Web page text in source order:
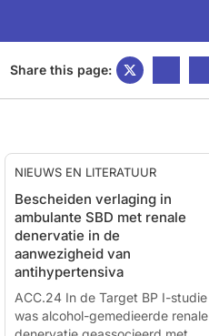
Share this page:
NIEUWS EN LITERATUUR
Bescheiden verlaging in
ambulante SBD met renale
denervatie in de
aanwezigheid van
antihypertensiva
ACC.24 In de Target BP I-studie
was alcohol-gemedieerde renale